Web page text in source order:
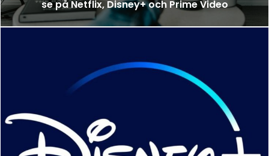
se på Netflix, Disney+ och Prime Video